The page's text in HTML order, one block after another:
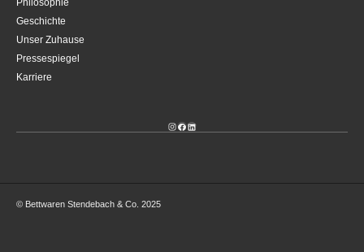
Geschichte
Unser Zuhause
Pressespiegel
Karriere
Instagram
Facebook
LinkedIn
© Bettwaren Stendebach & Co. 2025